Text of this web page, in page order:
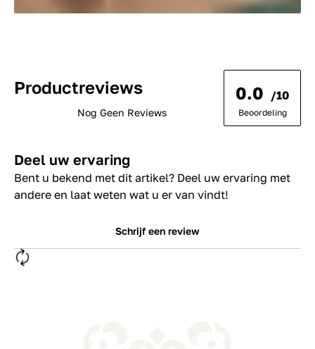
Productreviews
Nog Geen Reviews
0.0 /10
Beoordeling
Deel uw ervaring
Bent u bekend met dit artikel? Deel uw ervaring met
andere en laat weten wat u er van vindt!
Schrijf een review